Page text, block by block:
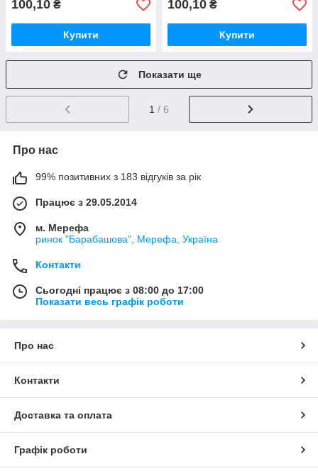
100,10 ₴
Купити
100,10 ₴
Купити
Показати ще
1 / 6
Про нас
99% позитивних з 183 відгуків за рік
Працює з 29.05.2014
м. Мерефа
ринок "Барабашова", Мерефа, Україна
Контакти
Сьогодні працює з 08:00 до 17:00
Показати весь графік роботи
Про нас
Контакти
Доставка та оплата
Графік роботи